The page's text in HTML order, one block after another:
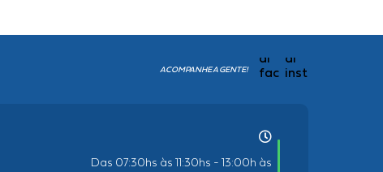
ACOMPANHE A GENTE!
Das 07:30hs às 11:30hs - 13:00h às